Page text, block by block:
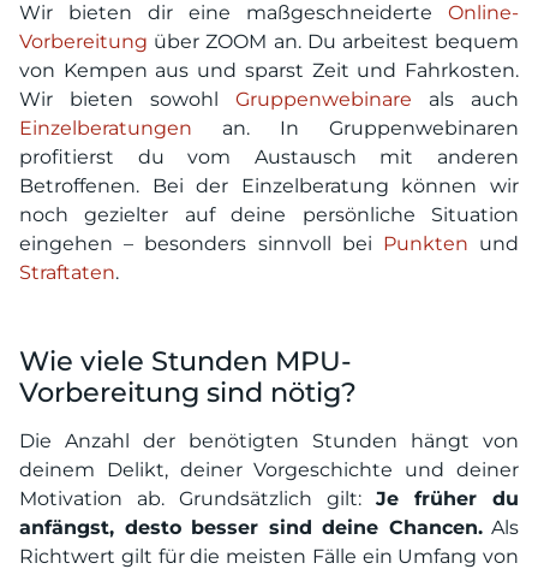
Wir bieten dir eine maßgeschneiderte Online-
Vorbereitung über ZOOM an. Du arbeitest bequem
von Kempen aus und sparst Zeit und Fahrkosten.
Wir bieten sowohl Gruppenwebinare als auch
Einzelberatungen an. In Gruppenwebinaren
profitierst du vom Austausch mit anderen
Betroffenen. Bei der Einzelberatung können wir
noch gezielter auf deine persönliche Situation
eingehen – besonders sinnvoll bei Punkten und
Straftaten.
Wie viele Stunden MPU-
Vorbereitung sind nötig?
Die Anzahl der benötigten Stunden hängt von
deinem Delikt, deiner Vorgeschichte und deiner
Motivation ab. Grundsätzlich gilt: Je früher du
anfängst, desto besser sind deine Chancen.Als
Richtwert gilt für die meisten Fälle ein Umfang von